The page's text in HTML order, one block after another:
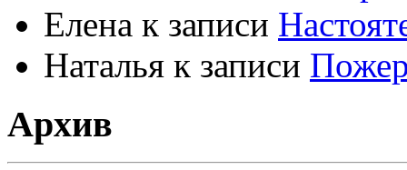
Елена к записи
Наталья к записи
Архив